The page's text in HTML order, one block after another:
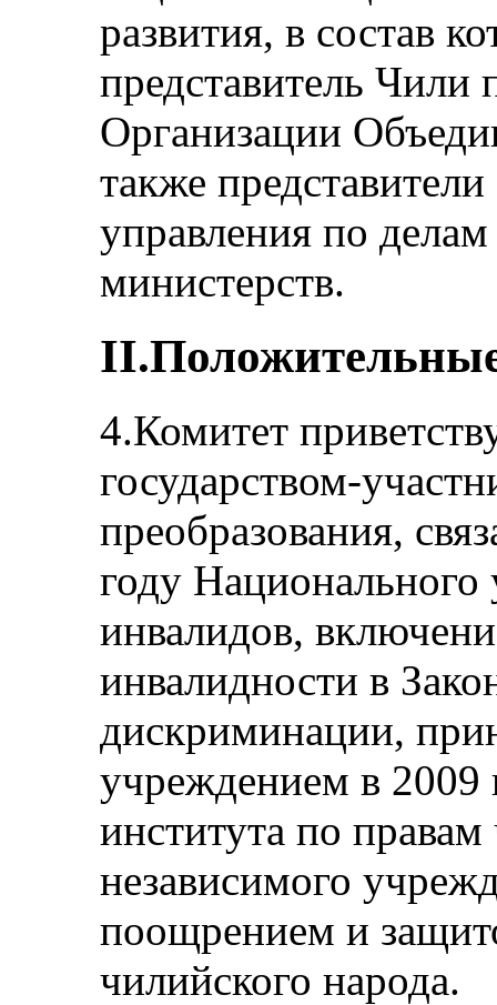
развития, в состав
представитель Чили
Организации
также
управления по
министерств.
4.Комитет
государством-
преобразования,
году Национального
инвалидов,
инвалидности в
дискриминации,
учреждением в 2009
института по правам
независимого
поощрением и
чилийского народа.